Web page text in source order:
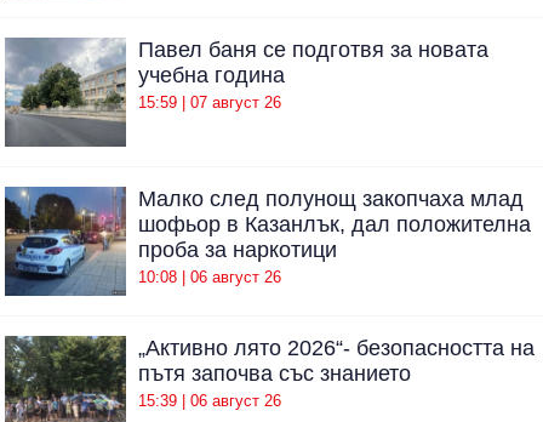
Павел баня се подготвя за новата
учебна година
15:59 | 07 август 26
Малко след полунощ закопчаха млад
шофьор в Казанлък, дал положителна
проба за наркотици
10:08 | 06 август 26
„Активно лято 2026“- безопасността на
пътя започва със знанието
15:39 | 06 август 26